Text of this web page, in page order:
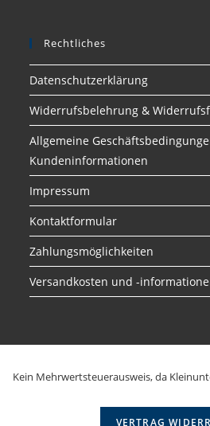
Rechtliches
Datenschutzerklärung
Widerrufsbelehrung &
Allgemeine
Kundeninformationen
Impressum
Kontaktformular
Zahlungsmöglichkeiten
Versandkosten und -
Kein Mehrwertsteuerausweis, da
VERTRAG